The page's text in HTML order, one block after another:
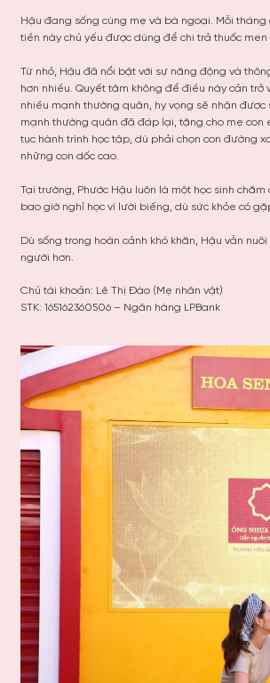
Hậu đang sống cùng mẹ và bà ngoại. Mỗi
tiền này chủ yếu được dùng để chi trả thuốc
Từ nhỏ, Hậu đã nổi bật với sự năng động và
hơn nhiều. Quyết tâm không để điều này cản
nhiều mạnh thường quân, hy vọng sẽ nhận
mạnh thường quân đã đáp lại, tặng cho mẹ con
tục hành trình học tập, dù phải chọn con đường
những con dốc cao.
Tại trường, Phước Hậu luôn là một học sinh
bao giờ nghỉ học vì lười biếng, dù sức khỏe có
Dù sống trong hoàn cảnh khó khăn, Hậu vẫn
người hơn.
Chủ tài khoản: Lê Thị Đào (Mẹ nhân vật)
STK: 165162360506 – Ngân hàng LPBank